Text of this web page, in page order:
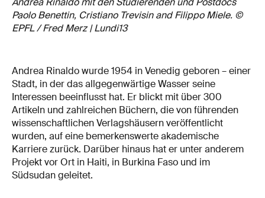
Paolo Benettin, Cristiano Trevisin and Filippo Miele. ©
EPFL / Fred Merz | Lundi13
Andrea Rinaldo wurde 1954 in Venedig geboren – einer
Stadt, in der das allgegenwärtige Wasser seine
Interessen beeinflusst hat. Er blickt mit über 300
Artikeln und zahlreichen Büchern, die von führenden
wissenschaftlichen Verlagshäusern veröffentlicht
wurden, auf eine bemerkenswerte akademische
Karriere zurück. Darüber hinaus hat er unter anderem
Projekt vor Ort in Haiti, in Burkina Faso und im
Südsudan geleitet.